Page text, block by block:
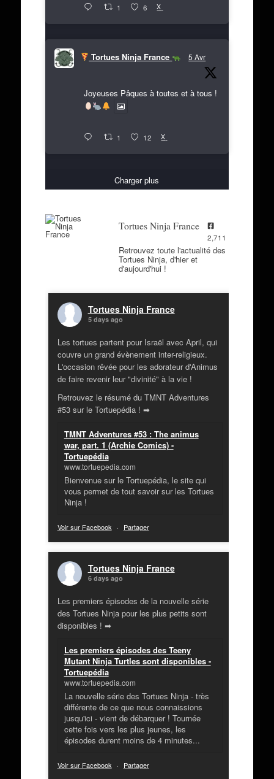
1 6 X
Tortues Ninja France 5 Avr
Joyeuses Pâques à toutes et à tous !
1 12 X
Charger plus
Tortues Ninja France
2,711
Retrouvez toute l'actualité des
Tortues Ninja, d'hier et
d'aujourd'hui !
Tortues Ninja France
5 days ago
Les tortues partent pour Israël avec April, qui
couvre un grand évènement inter-religieux.
L'occasion rêvée pour les adorateur d'Animus
de faire revenir leur "divinité" à la vie !
Retrouvez le résumé du TMNT Adventures
#53 sur le Tortuepédia ! ➡
TMNT Adventures #53 : The animus
war, part. 1 (Archie Comics) -
Tortuepédia
www.tortuepedia.com
Bienvenue sur le Tortuepédia, le site qui
vous permet de tout savoir sur les Tortues
Ninja !
Voir sur Facebook · Partager
Tortues Ninja France
6 days ago
Les premiers épisodes de la nouvelle série
des Tortues Ninja pour les plus petits sont
disponibles ! ➡
Les premiers épisodes des Teeny
Mutant Ninja Turtles sont disponibles -
Tortuepédia
www.tortuepedia.com
La nouvelle série des Tortues Ninja - très
différente de ce que nous connaissions
jusqu'ici - vient de débarquer ! Tournée
cette fois vers les plus jeunes, les
épisodes durent moins de 4 minutes...
Voir sur Facebook · Partager